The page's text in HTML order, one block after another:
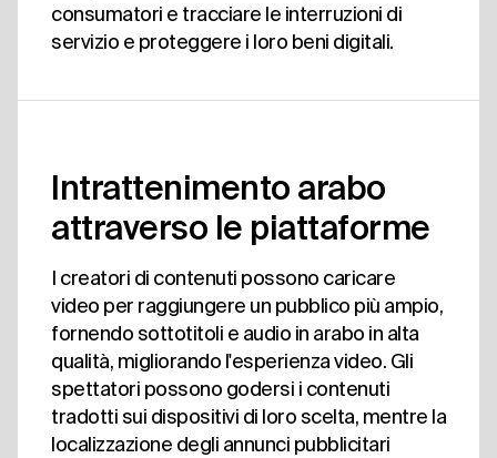
consumatori e tracciare le interruzioni di
servizio e proteggere i loro beni digitali.
Intrattenimento arabo
attraverso le piattaforme
I creatori di contenuti possono caricare
video per raggiungere un pubblico più ampio,
fornendo sottotitoli e audio in arabo in alta
qualità, migliorando l'esperienza video. Gli
spettatori possono godersi i contenuti
tradotti sui dispositivi di loro scelta, mentre la
localizzazione degli annunci pubblicitari